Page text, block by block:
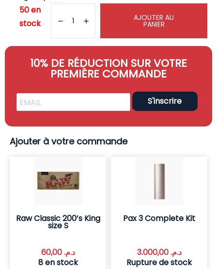
50 en
stock
AJOUTER AU
PANIER
10% DE RÉDUCTION SUR VOTRE
PREMIÈRE COMMANDE
S'inscrire
Ajouter à votre commande
Raw Classic 200’s King
size S
د.م.60,00
8 en stock
Pax 3 Complete Kit
د.م.3.000,00
Rupture de stock